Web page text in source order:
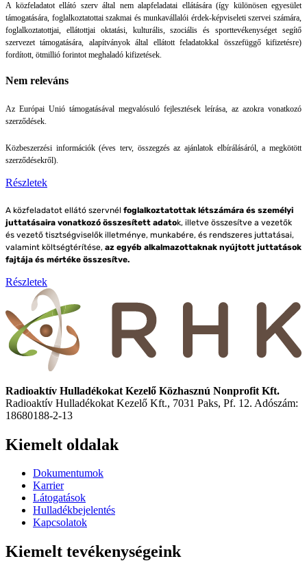
A közfeladatot ellátó szerv által nem alapfeladatai ellátására (így különösen egyesület
támogatására, foglalkoztatottai szakmai és munkavállalói érdek-képviseleti szervei számára,
foglalkoztatottjai, ellátottjai oktatási, kulturális, szociális és sporttevékenységet segítő
szervezet támogatására, alapítványok által ellátott feladatokkal összefüggő kifizetésre)
fordított, ötmillió forintot meghaladó kifizetések.
Nem releváns
Az Európai Unió támogatásával megvalósuló fejlesztések leírása, az azokra vonatkozó
szerződések.
Közbeszerzési információk (éves terv, összegzés az ajánlatok elbírálásáról, a megkötött
szerződésekről).
Részletek
A közfeladatot ellátó szervnél foglalkoztatottak létszámára és személyi
juttatásaira vonatkozó összesített adatok, illetve összesítve a vezetők
és vezető tisztségviselők illetménye, munkabére, és rendszeres juttatásai,
valamint költségtérítése, az egyéb alkalmazottaknak nyújtott juttatások
fajtája és mértéke összesítve.
Részletek
Radioaktív Hulladékokat Kezelő Közhasznú Nonprofit Kft.
Radioaktív Hulladékokat Kezelő Kft., 7031 Paks, Pf. 12. Adószám:
18680188-2-13
Kiemelt oldalak
Dokumentumok
Karrier
Látogatások
Hulladékbejelentés
Kapcsolatok
Kiemelt tevékenységeink